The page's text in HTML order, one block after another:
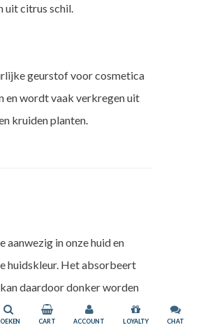
uit citrus schil.
geurstof voor cosmetica
en wordt vaak verkregen uit
kruiden planten.
aanwezig in onze huid en
huidskleur. Het absorbeert
daardoor donker worden
website te verbeteren. Is dat akkoord?
Meer over cookies »
CART ACCOUNT LOYALTY CHAT